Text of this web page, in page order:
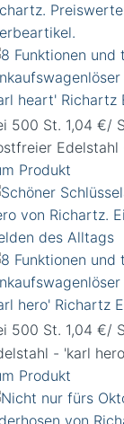
heart' Richartz
500 St. 1,04 €/
Produkt
hero' Richartz
500 St. 1,04 €/
- 'karl
Produkt